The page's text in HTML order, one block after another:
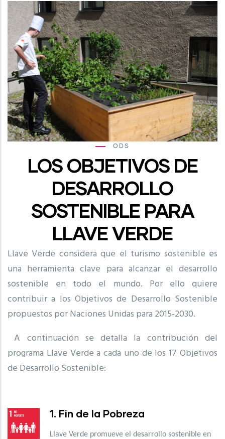
ODS
LOS OBJETIVOS DE
DESARROLLO
SOSTENIBLE PARA
LLAVE VERDE
Llave Verde considera que el turismo sostenible es
una herramienta clave para alcanzar el desarrollo
sostenible en todo el mundo. Por ello quiere
contribuir a los Objetivos de Desarrollo Sostenible
propuestos por Naciones Unidas para 2015-2030.
A continuación se detalla la contribución del
programa Llave Verde a cada uno de los 17 Objetivos
de Desarrollo Sostenible:
1. Fin de la Pobreza
Llave Verde promueve el desarrollo sostenible en